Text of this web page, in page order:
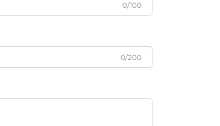
0/100
0/200